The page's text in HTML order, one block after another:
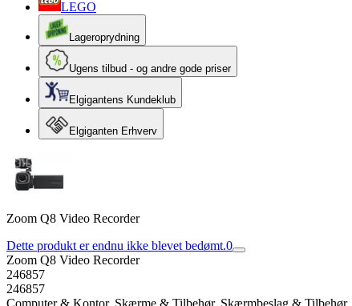
LEGO
Lageroprydning
Ugens tilbud - og andre gode priser
Elgigantens Kundeklub
Elgiganten Erhverv
Zoom Q8 Video Recorder
Dette produkt er endnu ikke blevet bedømt.0
Zoom Q8 Video Recorder
246857
246857
Computer & Kontor, Skærme & Tilbehør, Skærmbeslag & Tilbehør